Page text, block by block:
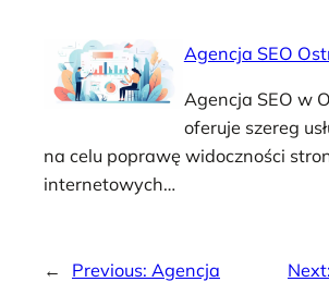
Agencja SEO
Agencja SEO w
oferuje szereg
na celu poprawę widoczności
internetowych…
← Previous: Agencja
Next: